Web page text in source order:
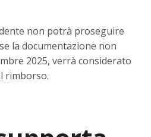
non potrà proseguire
la documentazione non
2025, verrà considerato
rimborso.